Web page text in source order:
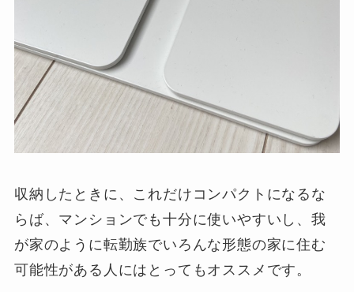
収納したときに、これだけコンパクトになるな
らば、マンションでも十分に使いやすいし、我
が家のように転勤族でいろんな形態の家に住む
可能性がある人にはとってもオススメです。